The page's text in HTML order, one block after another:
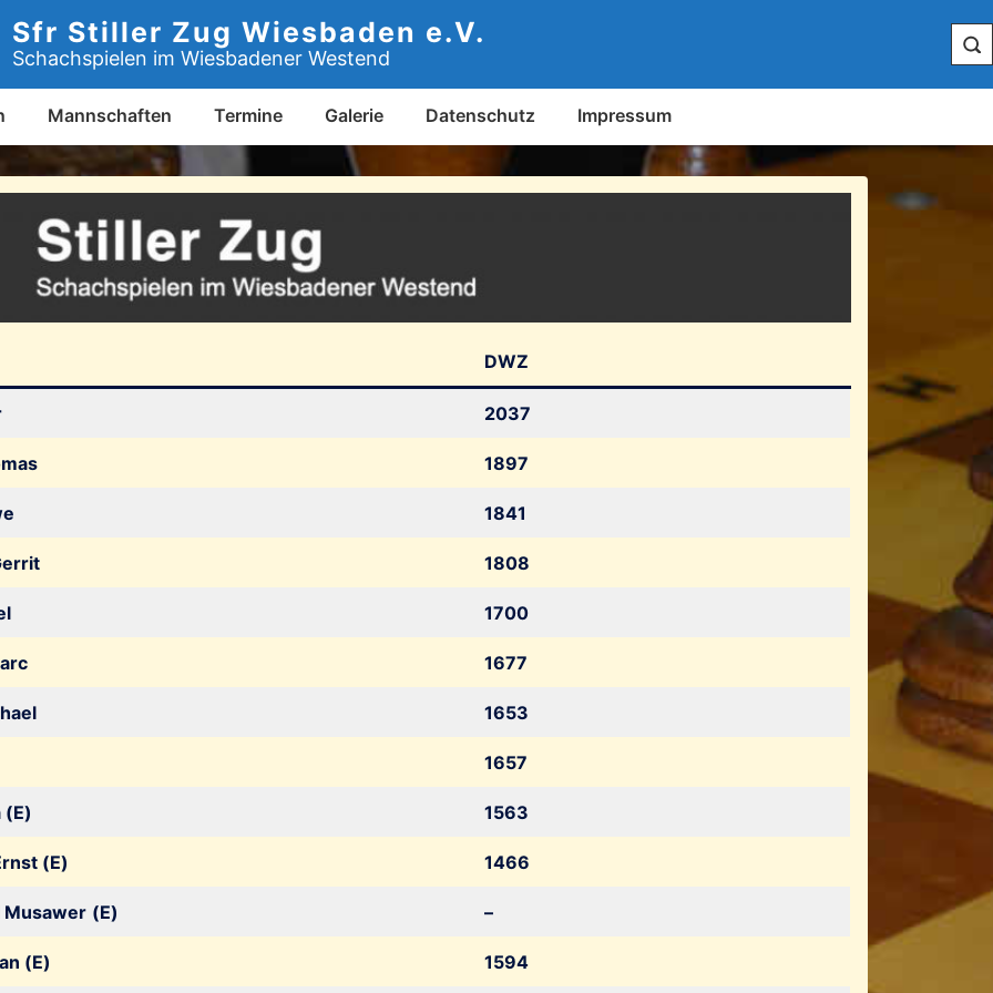
Sfr Stiller Zug Wiesbaden e.V.
Schachspielen im Wiesbadener Westend
Mannschaften Termine Galerie Datenschutz Impressum
DWZ
2037
1897
1841
1808
1700
1677
1653
1657
(E) 1563
(E) 1466
Musawer (E) –
(E) 1594